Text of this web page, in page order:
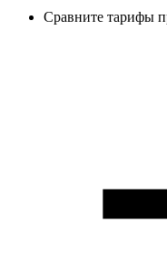
Сравните тарифы